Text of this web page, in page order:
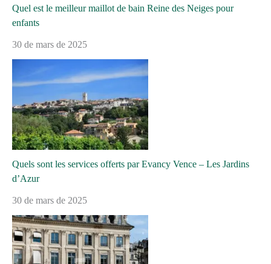
Quel est le meilleur maillot de bain Reine des Neiges pour
enfants
30 de mars de 2025
Quels sont les services offerts par Evancy Vence – Les Jardins
d’Azur
30 de mars de 2025